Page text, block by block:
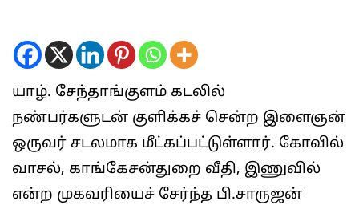
யாழ். சேந்தாங்குளம் கடலில்
நண்பர்களுடன் குளிக்கச் சென்ற இளைஞன்
ஒருவர் சடலமாக மீட்கப்பட்டுள்ளார். கோவில்
வாசல், காங்கேசன்துறை வீதி, இணுவில்
என்ற முகவரியைச் சேர்ந்த பி.சாருஜன்